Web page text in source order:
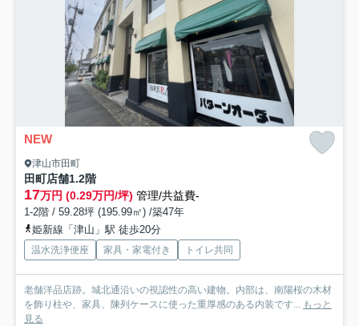
NEW
津山市田町
田町店舗1.2階
17万円 (0.29万円/坪) 管理/共益費-
1-2階 / 59.28坪 (195.99㎡) /築47年
姫新線「津山」駅 徒歩20分
温水洗浄便座 家具・家電付き トイレ共同
老舗洋品店跡。城北通沿いの視認性の高い建物。内部は、南陽桜の木材
を飾り柱や、家具、陳列ケースに使った重厚感のある内装です... もっと
見る